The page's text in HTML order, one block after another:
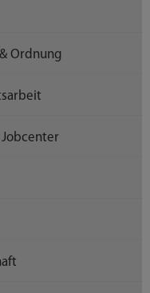
Ordnung
Jobcenter